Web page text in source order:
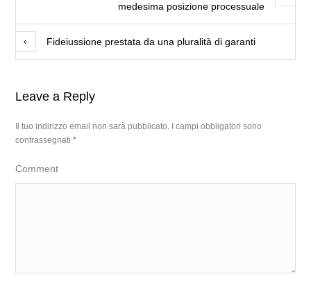
medesima posizione processuale
Fideiussione prestata da una pluralità di garanti
Leave a Reply
Il tuo indirizzo email non sarà pubblicato.
I campi obbligatori sono
contrassegnati*
Comment